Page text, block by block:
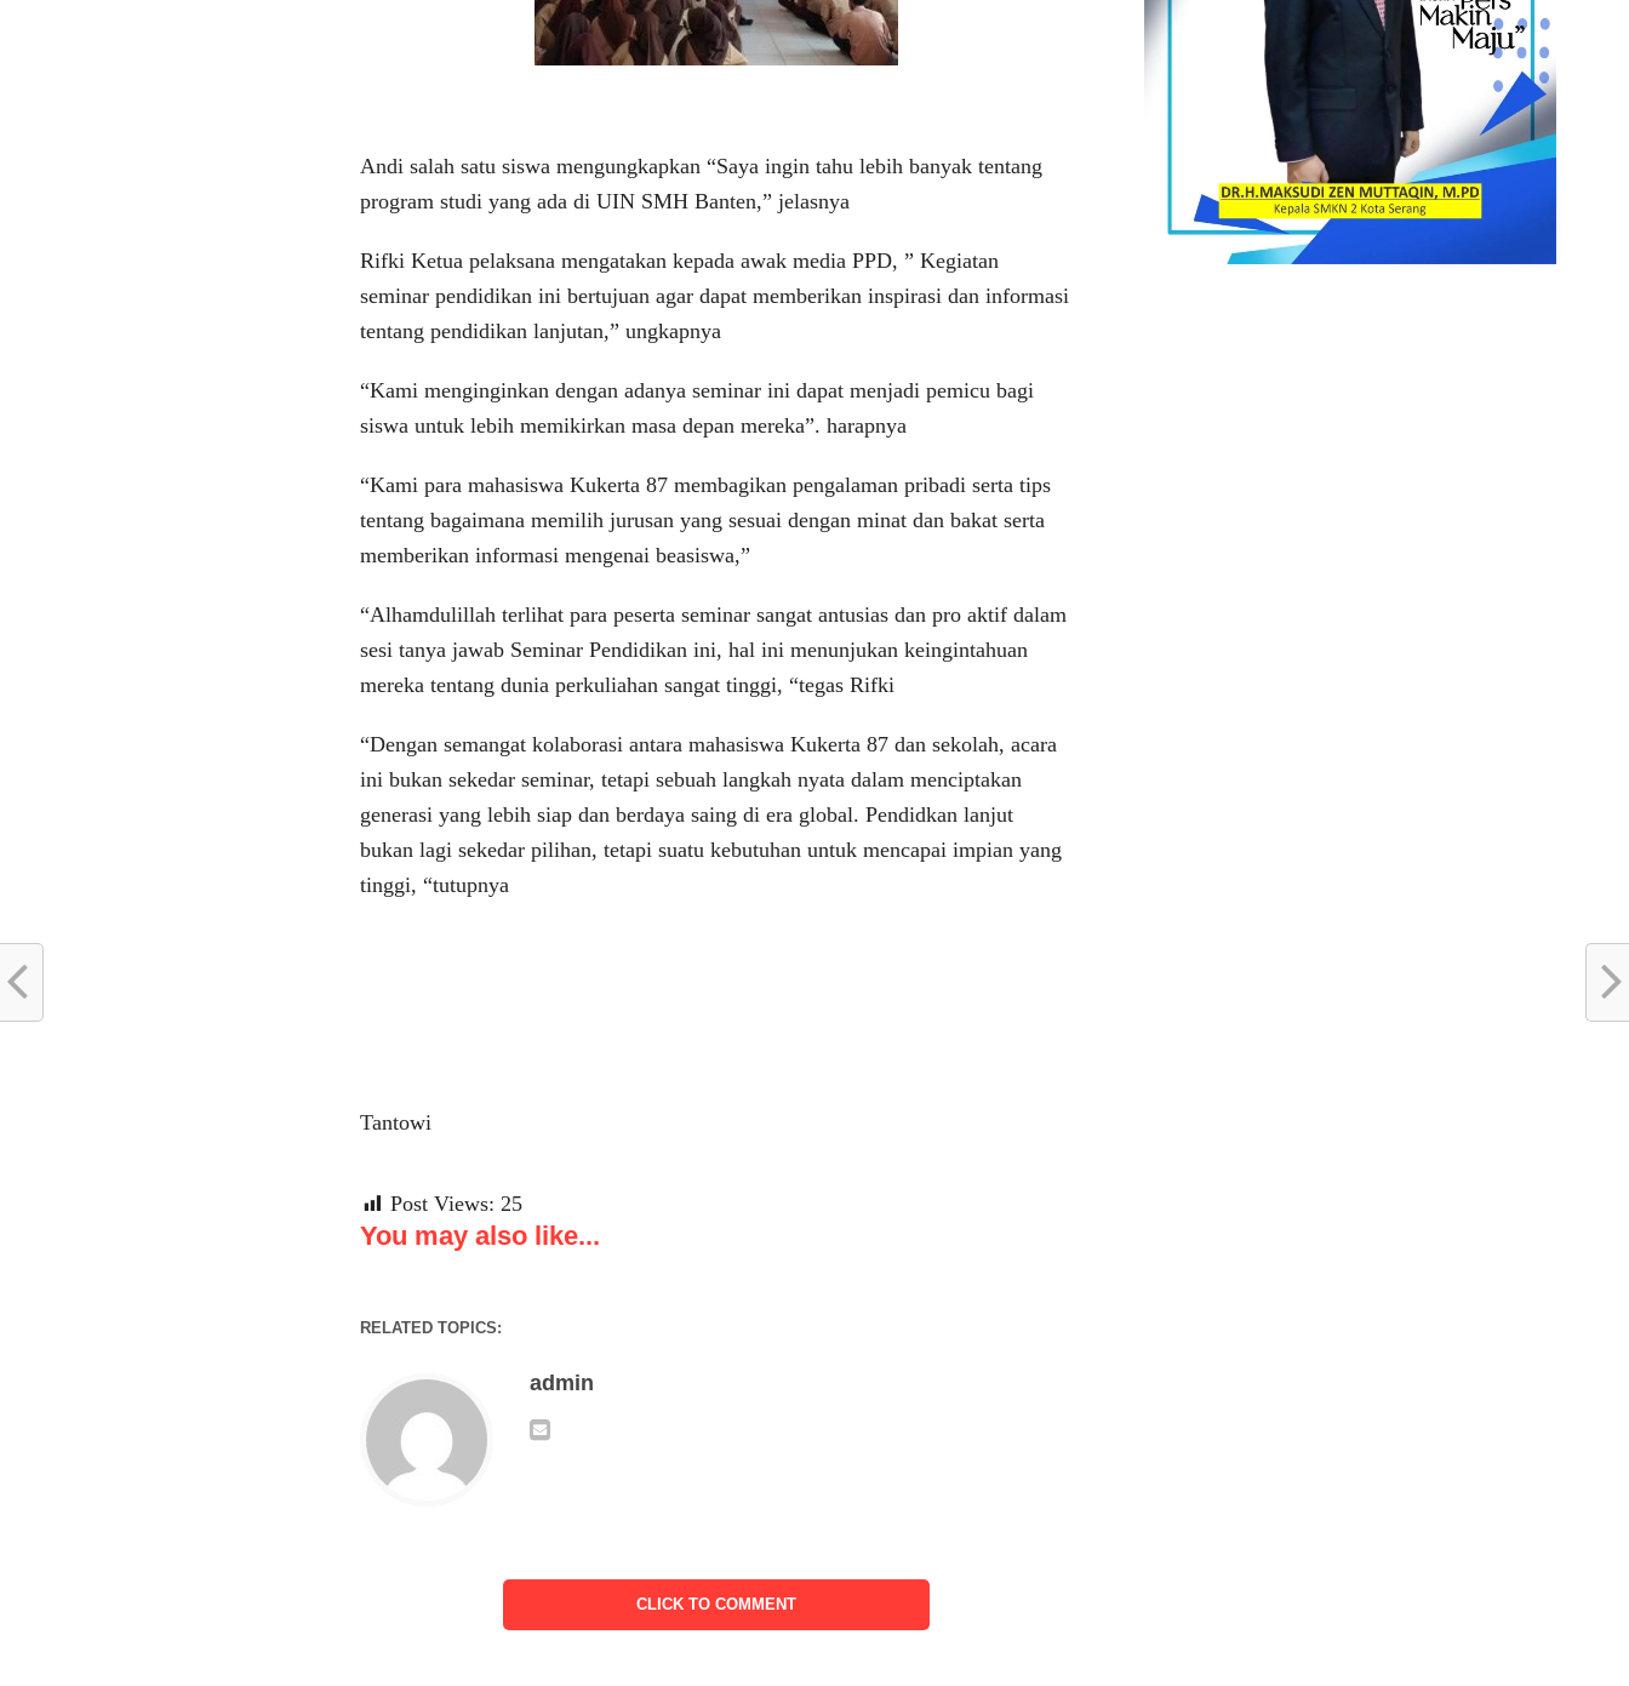
Andi salah satu siswa mengungkapkan “Saya ingin tahu lebih banyak tentang
program studi yang ada di UIN SMH Banten,” jelasnya
Rifki Ketua pelaksana mengatakan kepada awak media PPD, ” Kegiatan
seminar pendidikan ini bertujuan agar dapat memberikan inspirasi dan informasi
tentang pendidikan lanjutan,” ungkapnya
“Kami menginginkan dengan adanya seminar ini dapat menjadi pemicu bagi
siswa untuk lebih memikirkan masa depan mereka”. harapnya
“Kami para mahasiswa Kukerta 87 membagikan pengalaman pribadi serta tips
tentang bagaimana memilih jurusan yang sesuai dengan minat dan bakat serta
memberikan informasi mengenai beasiswa,”
“Alhamdulillah terlihat para peserta seminar sangat antusias dan pro aktif dalam
sesi tanya jawab Seminar Pendidikan ini, hal ini menunjukan keingintahuan
mereka tentang dunia perkuliahan sangat tinggi, “tegas Rifki
“Dengan semangat kolaborasi antara mahasiswa Kukerta 87 dan sekolah, acara
ini bukan sekedar seminar, tetapi sebuah langkah nyata dalam menciptakan
generasi yang lebih siap dan berdaya saing di era global. Pendidkan lanjut
bukan lagi sekedar pilihan, tetapi suatu kebutuhan untuk mencapai impian yang
tinggi, “tutupnya
Tantowi
Post Views: 25
You may also like...
RELATED TOPICS:
admin
CLICK TO COMMENT